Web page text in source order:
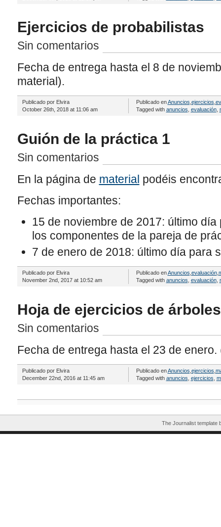
Ejercicios de probabilistas
Sin comentarios
Fecha de entrega hasta el 8 de
material).
Publicado por Elvira
October 26th, 2018 at 11:06 am
Publicado enAnuncios ejercicios
Tagged with anuncios evaluación,
Guión de la práctica 1
Sin comentarios
En la página de material podéis
Fechas importantes:
15 de noviembre de 2017: último
los componentes de la pareja de
7 de enero de 2018: último día para
Publicado por Elvira
November 2nd, 2017 at 10:52 am
Publicado enAnuncios evaluación,
Tagged with anuncios evaluación,
Hoja de ejercicios de
Sin comentarios
Fecha de entrega hasta el 23 de
Publicado por Elvira
December 22nd, 2016 at 11:45 am
Publicado enAnuncios ejercicios
Tagged with anuncios ejercicios
The Journalist template